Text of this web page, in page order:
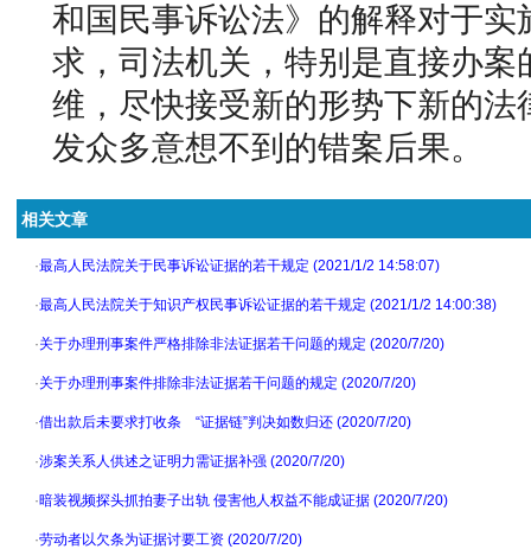
和国民事诉讼法》的解释对于实
求，司法机关，特别是直接办案
维，尽快接受新的形势下新的法
发众多意想不到的错案后果。
相关文章
·最高人民法院关于民事诉讼证据的若干规定 (2021/1/2 14:58:07)
·最高人民法院关于知识产权民事诉讼证据的若干规定 (2021/1/2 14:00:38)
·关于办理刑事案件严格排除非法证据若干问题的规定 (2020/7/20)
·关于办理刑事案件排除非法证据若干问题的规定 (2020/7/20)
·借出款后未要求打收条 “证据链”判决如数归还 (2020/7/20)
·涉案关系人供述之证明力需证据补强 (2020/7/20)
·暗装视频探头抓拍妻子出轨 侵害他人权益不能成证据 (2020/7/20)
·劳动者以欠条为证据讨要工资 (2020/7/20)